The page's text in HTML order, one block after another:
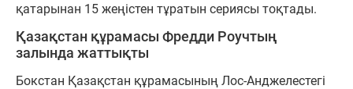
қатарынан 15 жеңістен тұратын сериясы тоқтады.
Қазақстан құрамасы Фредди Роучтың
залында жаттықты
Бокстан Қазақстан құрамасының Лос-Анджелестегі